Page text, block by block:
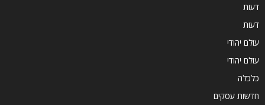
דעות
דעות
עולם יהודי
עולם יהודי
כלכלה
חדשות עסקים